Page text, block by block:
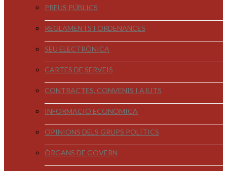
PREUS PÚBLICS
REGLAMENTS I ORDENANCES
SEU ELECTRÒNICA
CARTES DE SERVEIS
CONTRACTES, CONVENIS I AJUTS
INFORMACIÓ ECONÒMICA
OPINIONS DELS GRUPS POLÍTICS
ÒRGANS DE GOVERN